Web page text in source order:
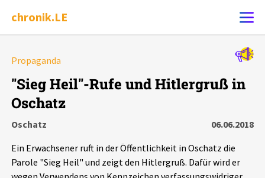
chronik.LE
Chronik
Leipziger Zustände
Propaganda
"Sieg Heil"-Rufe und Hitlergruß in
Oschatz
Oschatz
06.06.2018
Ein Erwachsener ruft in der Öffentlichkeit in Oschatz die
Parole "Sieg Heil" und zeigt den Hitlergruß. Dafür wird er
Alle Ereignisse
7502 Ereignisse
Ereignisse